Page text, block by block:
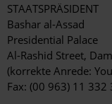
STAATSPRÄSIDENT
Bashar al-Assad
Presidential Palace
Al-Rashid Street,
(korrekte Anrede:
Fax: (00 963) 11 332